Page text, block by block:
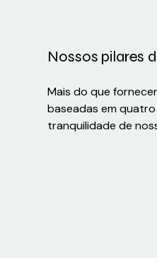
Nossos pilares
Mais do que
baseadas em
tranquilidade de